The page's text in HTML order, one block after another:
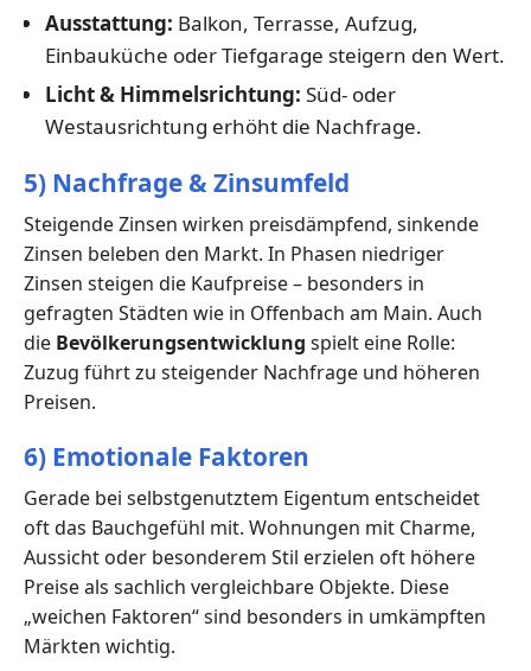
Ausstattung: Balkon, Terrasse, Aufzug,
Einbauküche oder Tiefgarage steigern den Wert.
Licht & Himmelsrichtung: Süd- oder
Westausrichtung erhöht die Nachfrage.
5) Nachfrage & Zinsumfeld
Steigende Zinsen wirken preisdämpfend, sinkende
Zinsen beleben den Markt. In Phasen niedriger
Zinsen steigen die Kaufpreise – besonders in
gefragten Städten wie in Offenbach am Main. Auch
die Bevölkerungsentwicklung spielt eine Rolle:
Zuzug führt zu steigender Nachfrage und höheren
Preisen.
6) Emotionale Faktoren
Gerade bei selbstgenutztem Eigentum entscheidet
oft das Bauchgefühl mit. Wohnungen mit Charme,
Aussicht oder besonderem Stil erzielen oft höhere
Preise als sachlich vergleichbare Objekte. Diese
„weichen Faktoren“ sind besonders in umkämpften
Märkten wichtig.